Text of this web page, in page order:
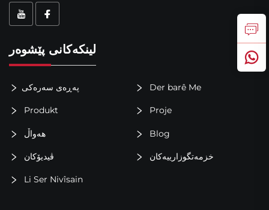
لینکەکانی پێشوەر
پەڕەی سەرەکی Der barê Me
Produkt Proje
هەواڵ Blog
ڤیدیۆکان خزمەتگوزارییەکان
Li Ser Nivîsain